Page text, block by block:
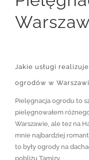
Jakie usługi
ogrodów w
Pielęgnacja ogrodu to
pielęgnowałem
Warszawie, ale tez na
mnie najbardziej
to były ogrody na
pobliżu Tamizy.